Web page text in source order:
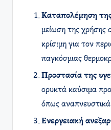
Καταπολέμηση
μείωση της χρήσης
κρίσιμη για τον
παγκόσμιας
Προστασία της
ορυκτά καύσιμα
όπως
Ενεργειακή